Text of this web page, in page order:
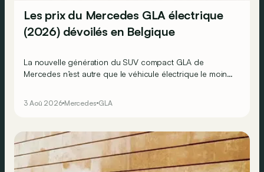
Les prix du Mercedes GLA électrique
(2026) dévoilés en Belgique
La nouvelle génération du SUV compact GLA de
Mercedes n’est autre que le véhicule électrique le moins
3 Aoû 2026 Mercedes GLA